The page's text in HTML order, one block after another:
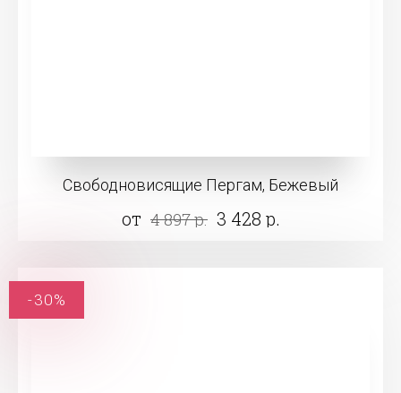
Свободновисящие Пергам, Бежевый
от 4 897 р. 3 428 р.
-30%